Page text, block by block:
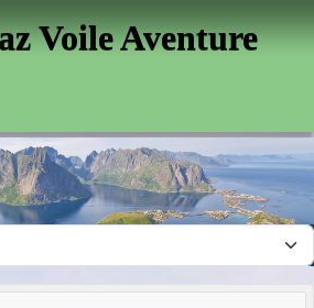
Voile Aventure